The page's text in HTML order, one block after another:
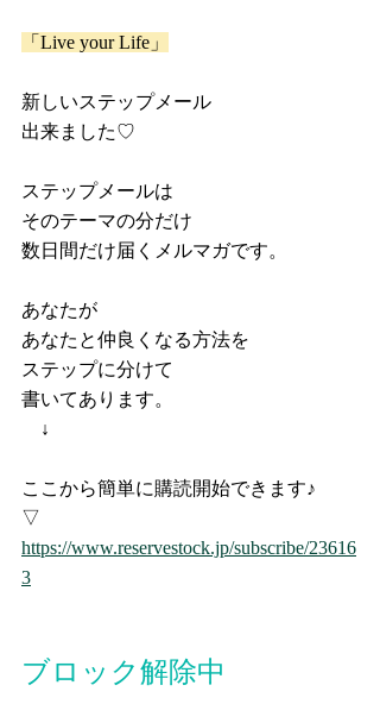
「Live your Life」
新しいステップメール
出来ました♡
ステップメールは
そのテーマの分だけ
数日間だけ届くメルマガです。
あなたが
あなたと仲良くなる方法を
ステップに分けて
書いてあります。
↓
ここから簡単に購読開始できます♪
▽
https://www.reservestock.jp/subscribe/23616
3
ブロック解除中